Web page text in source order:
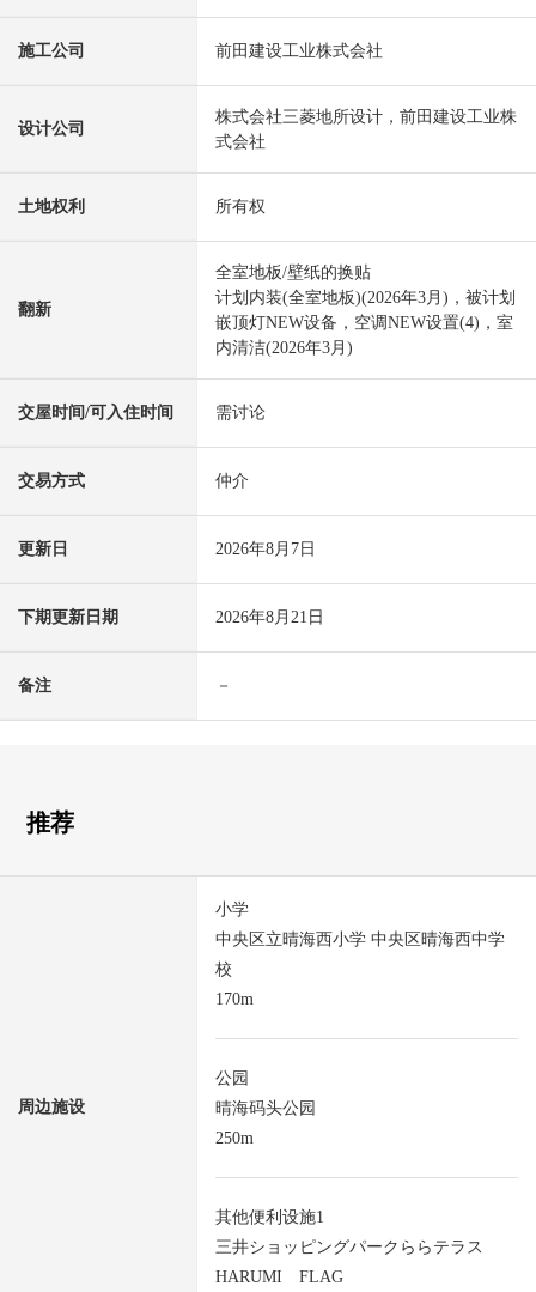
施工公司 前田建设工业株式会社
设计公司
株式会社三菱地所设计，前田建设工业株
式会社
土地权利 所有权
翻新
全室地板/壁纸的换贴
计划内装(全室地板)(2026年3月)，被计划
嵌顶灯NEW设备，空调NEW设置(4)，室
内清洁(2026年3月)
交屋时间/可入住时间 需讨论
交易方式 仲介
更新日 2026年8月7日
下期更新日期 2026年8月21日
备注 －
推荐
周边施设
小学
中央区立晴海西小学 中央区晴海西中学
校
170m
公园
晴海码头公园
250m
其他便利设施1
三井ショッピングパークららテラス
HARUMI FLAG